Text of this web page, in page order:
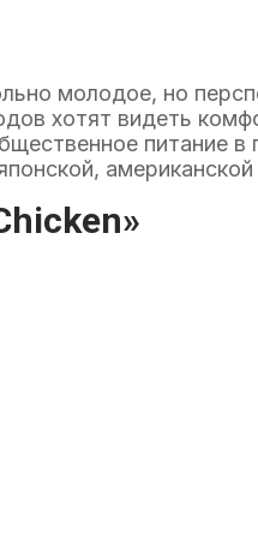
молодое, но
хотят видеть
питание
американской